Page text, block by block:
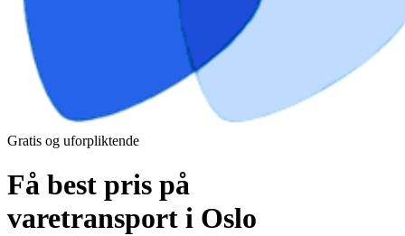
Gratis og uforpliktende
Få best pris på
varetransport i Oslo